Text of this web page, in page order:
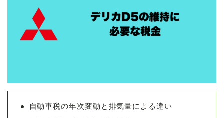
自動車税の年次変動と排気量による違い